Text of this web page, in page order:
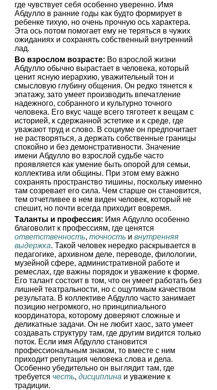
где чувствует себя особенно уверенно. Имя
Абдулло в ранние годы как будто формирует в
ребенке тихую, но очень прочную ось характера.
Эта ось потом помогает ему не теряться в чужих
ожиданиях и сохранять собственный внутренний
лад.
Во взрослом возрасте: Во взрослой жизни
Абдулло обычно вырастает в человека, который
ценит ясную иерархию, уважительный тон и
смысловую глубину общения. Он редко тянется к
эпатажу, зато умеет производить впечатление
надежного, собранного и культурно точного
человека. Его вкус чаще всего тяготеет к вещам с
историей, к сдержанной эстетике и к среде, где
уважают труд и слово. В социуме он предпочитает
не растворяться, а держать собственные границы
спокойно и без демонстративности. Значение
имени Абдулло во взрослой судьбе часто
проявляется как умение быть опорой для семьи,
коллектива или общины. При этом ему важно
сохранять пространство тишины, поскольку именно
там созревает его сила. Чем старше он становится,
тем отчетливее в нем виден человек, который не
спешит, но почти всегда приходит вовремя.
Таланты и профессия: Имя Абдулло особенно
благоволит к профессиям, где ценятся
ответственность, точность и внутренняя
выдержка. Такой человек нередко раскрывается в
педагогике, архивном деле, переводе, филологии,
музейной сфере, административной работе и
ремеслах, где важны порядок и уважение к форме.
Его талант состоит в том, что он умеет работать без
лишней театральности, но с ощутимым качеством
результата. В коллективе Абдулло часто занимает
позицию негромкого, но принципиального
координатора, которому доверяют сложные и
деликатные задачи. Он не любит хаос, зато умеет
создавать структуру там, где другим видится только
поток. Если имя Абдулло становится
профессиональным знаком, то вместе с ним
приходит репутация человека слова и дела.
Особенно убедительно он выглядит там, где
требуется честь, дисциплина и уважение к
традиции.